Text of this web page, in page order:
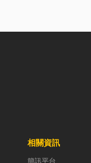
相較於一般小
團體用餐，都
相關資訊
簡訊平台